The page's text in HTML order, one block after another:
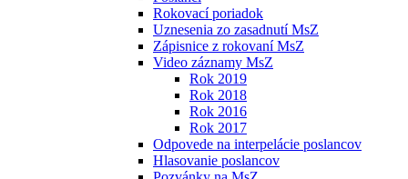
Rokovací poriadok
Uznesenia zo zasadnutí MsZ
Zápisnice z rokovaní MsZ
Video záznamy MsZ
Rok 2019
Rok 2018
Rok 2016
Rok 2017
Odpovede na interpelácie poslancov
Hlasovanie poslancov